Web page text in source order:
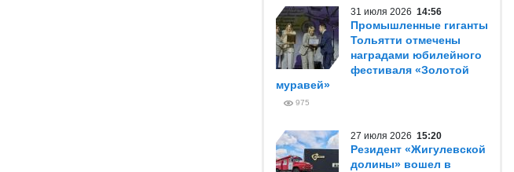
31 июля 2026 14:56
Промышленные гиганты
Тольятти отмечены
наградами юбилейного
фестиваля «Золотой
муравей»
975
27 июля 2026 15:20
Резидент «Жигулевской
долины» вошел в